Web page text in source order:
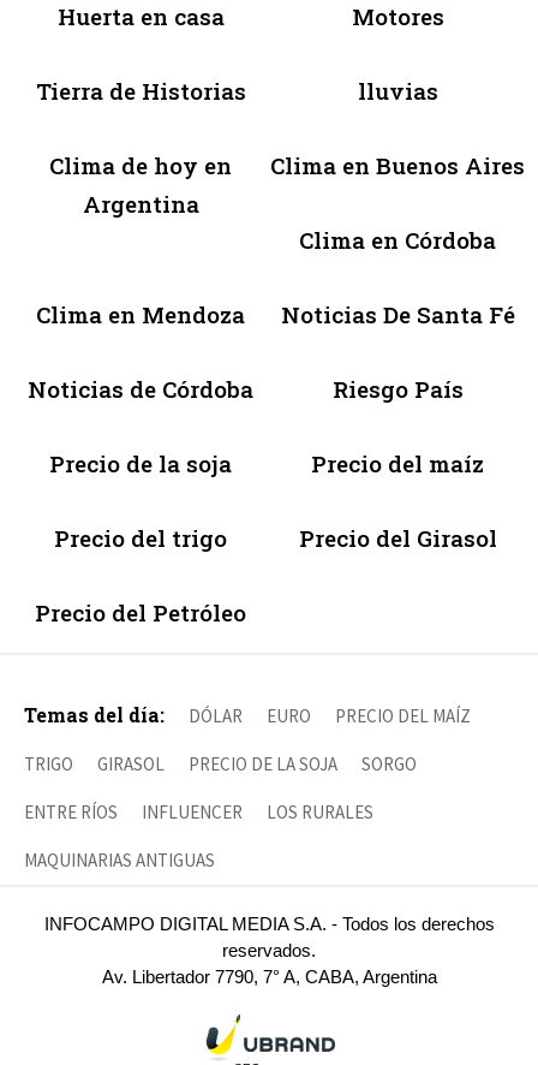
Huerta en casa Motores
Tierra de Historias lluvias
Clima de hoy en
Argentina
Clima en Buenos Aires
Clima en Córdoba
Clima en Mendoza Noticias De Santa Fé
Noticias de Córdoba Riesgo País
Precio de la soja Precio del maíz
Precio del trigo Precio del Girasol
Precio del Petróleo
Temas del día: DÓLAR EURO PRECIO DEL MAÍZ
TRIGO GIRASOL PRECIO DE LA SOJA SORGO
ENTRE RÍOS INFLUENCER LOS RURALES
MAQUINARIAS ANTIGUAS
INFOCAMPO DIGITAL MEDIA S.A. - Todos los derechos
reservados.
Av. Libertador 7790, 7° A, CABA, Argentina